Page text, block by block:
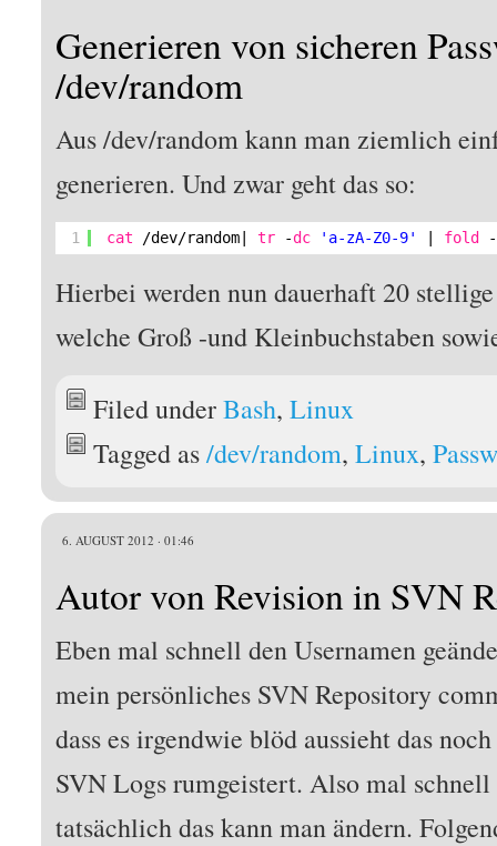
Generieren von sicheren
/dev/random
Aus /dev/random kann man ziemlich
generieren. Und zwar geht das so:
1 cat /dev/random | tr -dc 'a-zA-Z0-9' fold
Hierbei werden nun dauerhaft 20
welche Groß -und Kleinbuchstaben
Filed underBash,Linux
Tagged as/dev/random,Linux,
6. AUGUST 2012 · 01:46
Autor von Revision in SVN
Eben mal schnell den Usernamen
mein persönliches SVN Repository
dass es irgendwie blöd aussieht das
SVN Logs rumgeistert. Also mal schnell
tatsächlich das kann man ändern.